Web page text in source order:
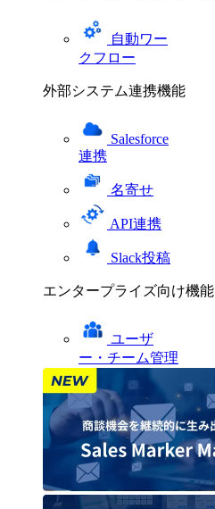
自動ワー
クフロー
外部システム連携機能
Salesforce
連携
名寄せ
API連携
Slack投稿
エンタープライズ向け機能
ユーザ
ー・チーム管理